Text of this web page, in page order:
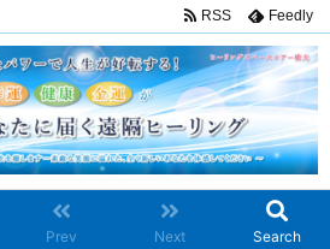
Prev Next Search
RSS Feedly